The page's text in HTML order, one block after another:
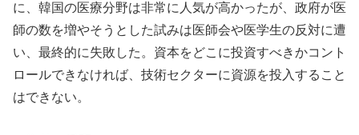
に、韓国の医療分野は非常に人気が高かったが、政府が医
師の数を増やそうとした試みは医師会や医学生の反対に遭
い、最終的に失敗した。資本をどこに投資すべきかコント
ロールできなければ、技術セクターに資源を投入すること
はできない。